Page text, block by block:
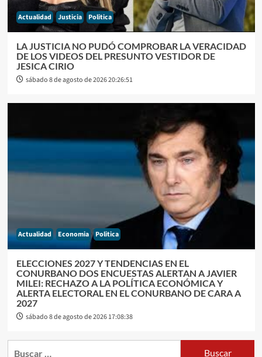
Actualidad Justicia Politica
LA JUSTICIA NO PUDÓ COMPROBAR LA VERACIDAD
DE LOS VIDEOS DEL PRESUNTO VESTIDOR DE
JESICA CIRIO
sábado 8 de agosto de 2026 20:26:51
Actualidad Economia Politica
ELECCIONES 2027 Y TENDENCIAS EN EL
CONURBANO DOS ENCUESTAS ALERTAN A JAVIER
MILEI: RECHAZO A LA POLÍTICA ECONÓMICA Y
ALERTA ELECTORAL EN EL CONURBANO DE CARA A
2027
sábado 8 de agosto de 2026 17:08:38